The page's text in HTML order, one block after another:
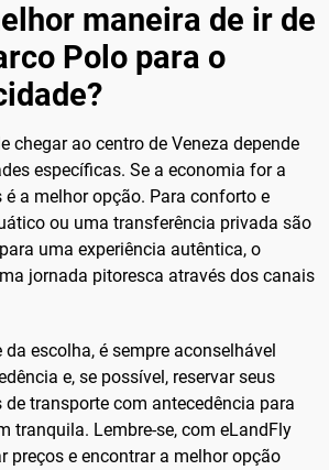
maneira de ir de
Polo para o
chegar ao centro de Veneza depende
específicas. Se a economia for a
é a melhor opção. Para conforto e
ou uma transferência privada são
uma experiência autêntica, o
jornada pitoresca através dos canais
da escolha, é sempre aconselhável
e, se possível, reservar seus
de transporte com antecedência para
tranquila. Lembre-se, com eLandFly
preços e encontrar a melhor opção